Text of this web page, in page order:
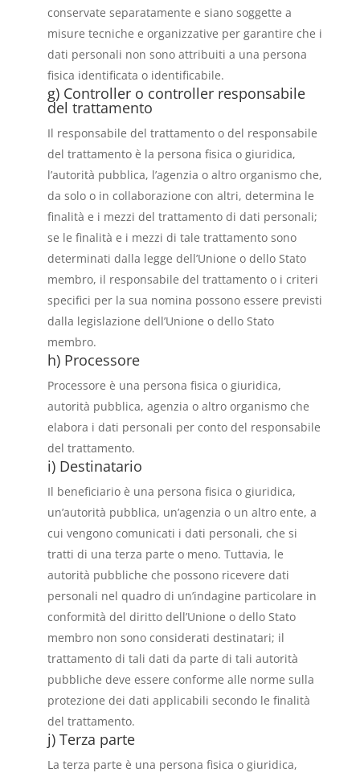
conservate separatamente e siano soggette a
misure tecniche e organizzative per garantire che i
dati personali non sono attribuiti a una persona
fisica identificata o identificabile.
g) Controller o controller responsabile
del trattamento
Il responsabile del trattamento o del responsabile
del trattamento è la persona fisica o giuridica,
l’autorità pubblica, l’agenzia o altro organismo che,
da solo o in collaborazione con altri, determina le
finalità e i mezzi del trattamento di dati personali;
se le finalità e i mezzi di tale trattamento sono
determinati dalla legge dell’Unione o dello Stato
membro, il responsabile del trattamento o i criteri
specifici per la sua nomina possono essere previsti
dalla legislazione dell’Unione o dello Stato
membro.
h) Processore
Processore è una persona fisica o giuridica,
autorità pubblica, agenzia o altro organismo che
elabora i dati personali per conto del responsabile
del trattamento.
i) Destinatario
Il beneficiario è una persona fisica o giuridica,
un’autorità pubblica, un’agenzia o un altro ente, a
cui vengono comunicati i dati personali, che si
tratti di una terza parte o meno. Tuttavia, le
autorità pubbliche che possono ricevere dati
personali nel quadro di un’indagine particolare in
conformità del diritto dell’Unione o dello Stato
membro non sono considerati destinatari; il
trattamento di tali dati da parte di tali autorità
pubbliche deve essere conforme alle norme sulla
protezione dei dati applicabili secondo le finalità
del trattamento.
j) Terza parte
La terza parte è una persona fisica o giuridica,